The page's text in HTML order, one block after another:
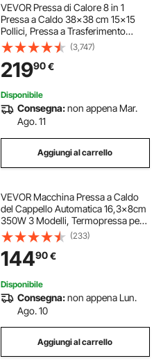
VEVOR Pressa di Calore 8 in 1
Pressa a Caldo 38x38 cm 15x15
Pollici, Pressa a Trasferimento
Termico T-Shirt Pressa Macchina
Sublimazione Mulitifuctional per
Cappelli, Berretti, T-Shirt, Tazze,
Piatti
(3,747)
21990€
Disponibile
Consegna:non appena Mar.
Ago. 11
Aggiungi al carrello
VEVOR Macchina Pressa a Caldo
del Cappello Automatica 16,3x8cm
350W 3 Modelli, Termopressa per
Cappellini Fai-da-te Funzione
Automatica Controllo Tempo &
Temperatura 40℃ - 210℃ per
Nylon Lino Cotone
(233)
14490€
Disponibile
Consegna:non appena Lun.
Ago. 10
Aggiungi al carrello